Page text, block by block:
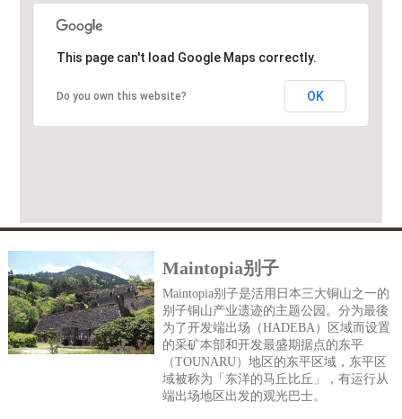
This page can't load Google Maps correctly.
Do you own this website? OK
Maintopia别子
Maintopia别子是活用日本三大铜山之一的
别子铜山产业遗迹的主题公园。分为最後
为了开发端出场（HADEBA）区域而设置
的采矿本部和开发最盛期据点的东平
（TOUNARU）地区的东平区域，东平区
域被称为「东洋的马丘比丘」，有运行从
端出场地区出发的观光巴士。